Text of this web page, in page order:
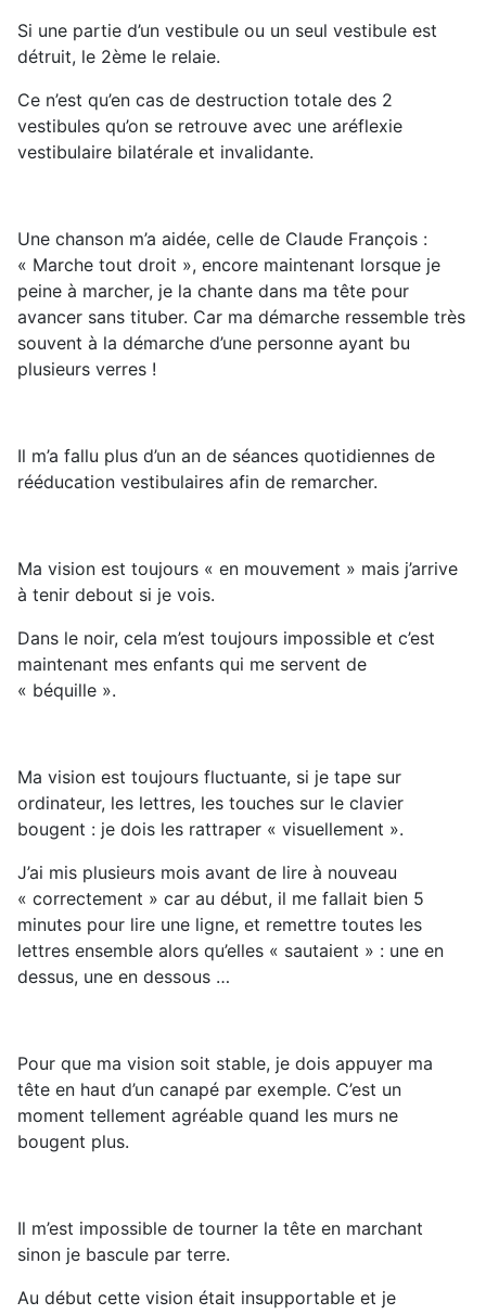
Si une partie d’un vestibule ou un seul vestibule est
détruit, le 2ème le relaie.
Ce n’est qu’en cas de destruction totale des 2
vestibules qu’on se retrouve avec une aréflexie
vestibulaire bilatérale et invalidante.
Une chanson m’a aidée, celle de Claude François :
« Marche tout droit », encore maintenant lorsque je
peine à marcher, je la chante dans ma tête pour
avancer sans tituber. Car ma démarche ressemble très
souvent à la démarche d’une personne ayant bu
plusieurs verres !
Il m’a fallu plus d’un an de séances quotidiennes de
rééducation vestibulaires afin de remarcher.
Ma vision est toujours « en mouvement » mais j’arrive
à tenir debout si je vois.
Dans le noir, cela m’est toujours impossible et c’est
maintenant mes enfants qui me servent de
« béquille ».
Ma vision est toujours fluctuante, si je tape sur
ordinateur, les lettres, les touches sur le clavier
bougent : je dois les rattraper « visuellement ».
J’ai mis plusieurs mois avant de lire à nouveau
« correctement » car au début, il me fallait bien 5
minutes pour lire une ligne, et remettre toutes les
lettres ensemble alors qu’elles « sautaient » : une en
dessus, une en dessous …
Pour que ma vision soit stable, je dois appuyer ma
tête en haut d’un canapé par exemple. C’est un
moment tellement agréable quand les murs ne
bougent plus.
Il m’est impossible de tourner la tête en marchant
sinon je bascule par terre.
Au début cette vision était insupportable et je